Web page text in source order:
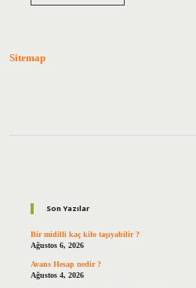
Sitemap
Son Yazılar
Bir midilli kaç kilo taşıyabilir ?
Ağustos 6, 2026
Avans Hesap nedir ?
Ağustos 4, 2026